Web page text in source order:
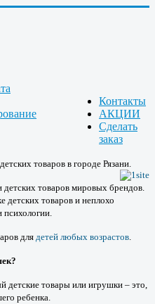
Контакты
АКЦИИ
Сделать
заказ
товаров в городе Рязани.
товаров мировых брендов.
товаров и неплохо
психологии.
для детей любых возрастов.
детские товары или игрушки – это,
ребенка.